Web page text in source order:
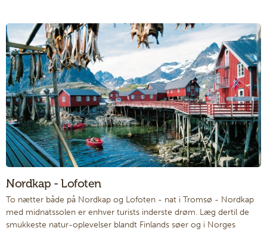
Nordkap - Lofoten
To nætter både på Nordkap og Lofoten - nat i Tromsø - Nordkap
med midnatssolen er enhver turists inderste drøm. Læg dertil de
smukkeste natur-oplevelser blandt Finlands søer og i Norges